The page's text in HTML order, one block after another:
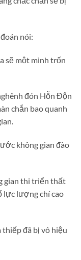
nói:
sẽ một mình trốn
đón Hỗn Độn
chắn bao quanh
không gian đào
gian thi triển thất
lực lượng chí cao
thiếp đã bị vô hiệu